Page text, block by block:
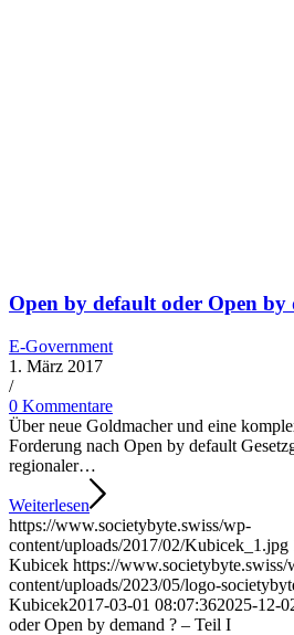
Open by default oder Open by
E-Government
1. März 2017
/
0 Kommentare
Über neue Goldmacher und eine
Forderung nach Open by default
regionaler…
Weiterlesen
https://www.societybyte.swiss/wp-
content/uploads/2017/02/Kubicek_1.jpg
Kubicek https://www.societybyte.swiss/
content/uploads/2023/05/logo-
Kubicek2017-03-01 08:07:362025-12-
oder Open by demand ? – Teil I